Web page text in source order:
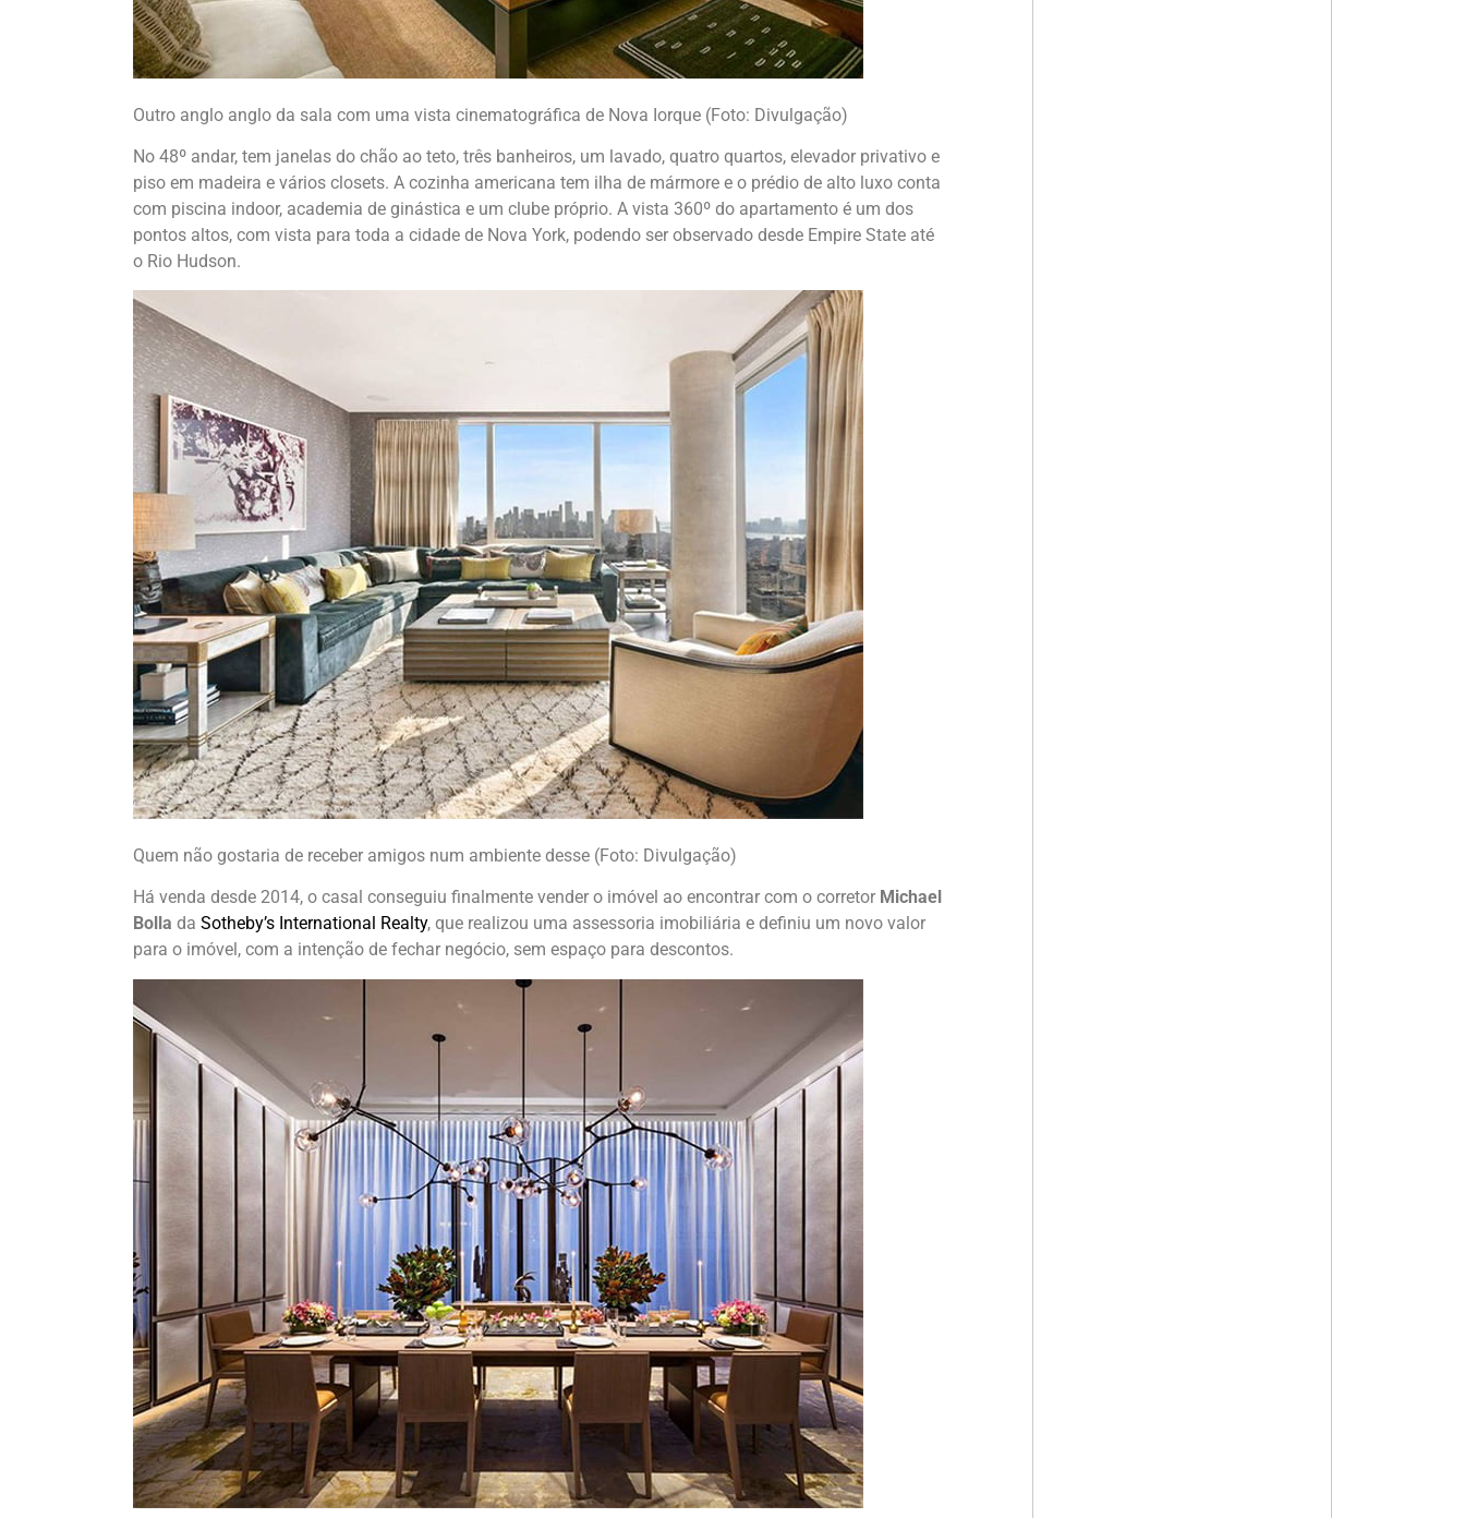
Outro anglo anglo da sala com uma vista cinematográfica de Nova Iorque (Foto: Divulgação)
No 48º andar, tem janelas do chão ao teto, três banheiros, um lavado, quatro quartos, elevador privativo e
piso em madeira e vários closets. A cozinha americana tem ilha de mármore e o prédio de alto luxo conta
com piscina indoor, academia de ginástica e um clube próprio. A vista 360º do apartamento é um dos
pontos altos, com vista para toda a cidade de Nova York, podendo ser observado desde Empire State até
o Rio Hudson.
Quem não gostaria de receber amigos num ambiente desse (Foto: Divulgação)
Há venda desde 2014, o casal conseguiu finalmente vender o imóvel ao encontrar com o corretor Michael
Bolla da Sotheby’s International Realty, que realizou uma assessoria imobiliária e definiu um novo valor
para o imóvel, com a intenção de fechar negócio, sem espaço para descontos.